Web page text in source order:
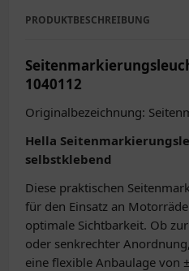
PRODUKTBESCHREIBUNG
1040112
Originalbezeichnung:
Hella
selbstklebend
Diese praktischen
für den Einsatz an
optimale Sichtbarkeit. Ob
oder senkrechter
eine flexible Anbaulage von